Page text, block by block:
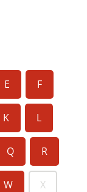
E F
K L
Q R
W X